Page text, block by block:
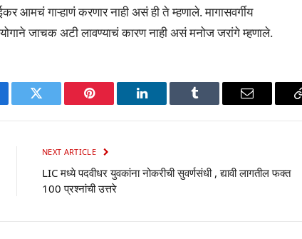
आमचं गाऱ्हाणं करणार नाही असं ही ते म्हणाले. मागासवर्गीय
जाचक अटी लावण्याचं कारण नाही असं मनोज जरांगे म्हणाले.
Twitter Pinterest LinkedIn Tumblr Email
NEXT ARTICLE
LIC मध्ये पदवीधर युवकांना नोकरीची सुवर्णसंधी , द्यावी लागतील फक्त
100 प्रश्नांची उत्तरे